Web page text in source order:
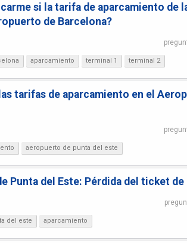
si la tarifa de aparcamiento de
de Barcelona?
aparcamiento terminal 1 terminal 2
tarifas de aparcamiento en el
aeropuerto de punta del este
Punta del Este: Pérdida del ticket
del este aparcamiento